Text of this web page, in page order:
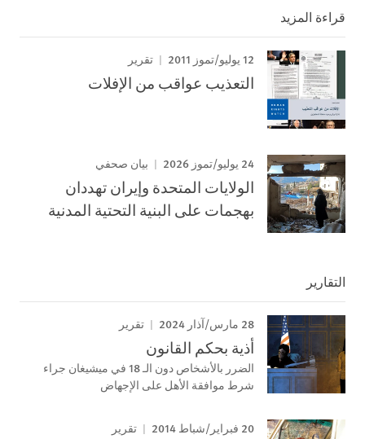
قراءة المزيد
12 يوليو/تموز 2011 تقرير
التعذيب عواقب من الإفلات
24 يوليو/تموز 2026 بيان صحفي
الولايات المتحدة وإيران تهددان
بهجمات على البنية التحتية المدنية
التقارير
28 مارس/آذار 2024 تقرير
أذية بحكم القانون
الضرر بالأشخاص دون الـ 18 في ميشيغان جراء
شرط موافقة الأهل على الإجهاض
20 فبراير/شباط 2014 تقرير